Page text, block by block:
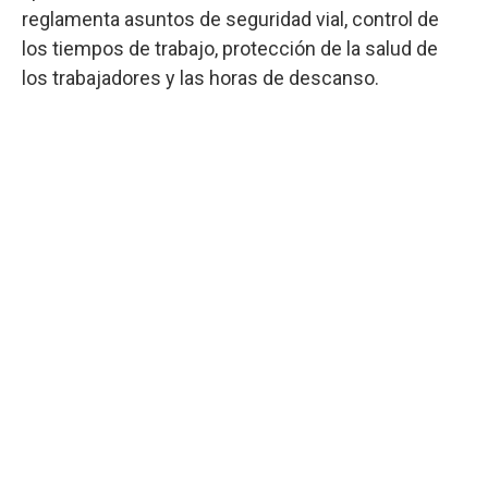
reglamenta asuntos de seguridad vial, control de
los tiempos de trabajo, protección de la salud de
los trabajadores y las horas de descanso.